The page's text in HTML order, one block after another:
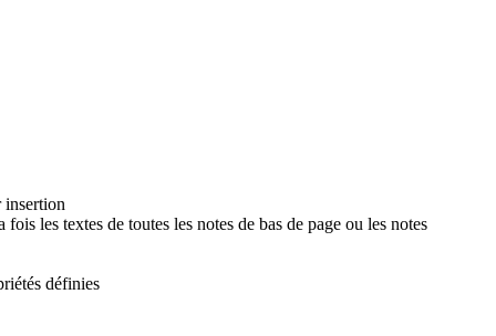
insertion
les textes de toutes les notes de bas de page ou les notes
définies